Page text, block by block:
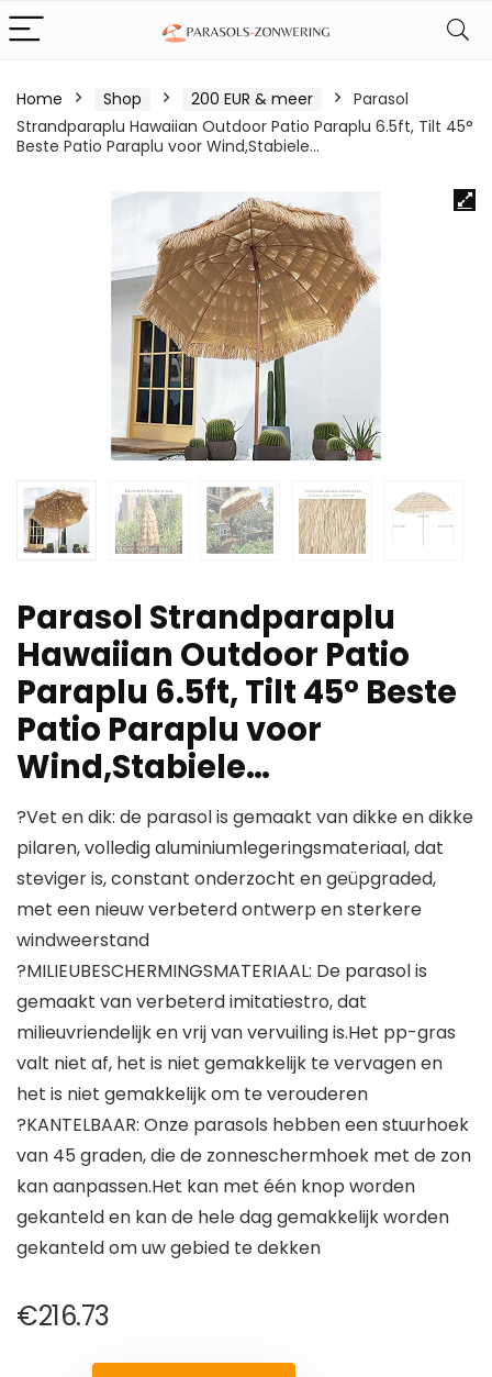
Home Shop 200 EUR & meer
Parasol
Strandparaplu Hawaiian Outdoor Patio Paraplu 6.5ft, Tilt 45°
Beste Patio Paraplu voor Wind,Stabiele…
Parasol Strandparaplu
Hawaiian Outdoor Patio
Paraplu 6.5ft, Tilt 45° Beste
Patio Paraplu voor
Wind,Stabiele…
?Vet en dik: de parasol is gemaakt van dikke en dikke
pilaren, volledig aluminiumlegeringsmateriaal, dat
steviger is, constant onderzocht en geüpgraded,
met een nieuw verbeterd ontwerp en sterkere
windweerstand
?MILIEUBESCHERMINGSMATERIAAL: De parasol is
gemaakt van verbeterd imitatiestro, dat
milieuvriendelijk en vrij van vervuiling is.Het pp-gras
valt niet af, het is niet gemakkelijk te vervagen en
het is niet gemakkelijk om te verouderen
?KANTELBAAR: Onze parasols hebben een stuurhoek
van 45 graden, die de zonneschermhoek met de zon
kan aanpassen.Het kan met één knop worden
gekanteld en kan de hele dag gemakkelijk worden
gekanteld om uw gebied te dekken
€216.73